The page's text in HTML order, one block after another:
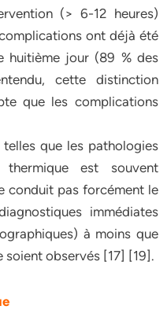
(> 6-12 heures)
ont déjà été
huitième jour (89 % des
cette distinction
que les complications
que les pathologies
thermique est souvent
conduit pas forcément le
immédiates
à moins que
observés [17] [19].